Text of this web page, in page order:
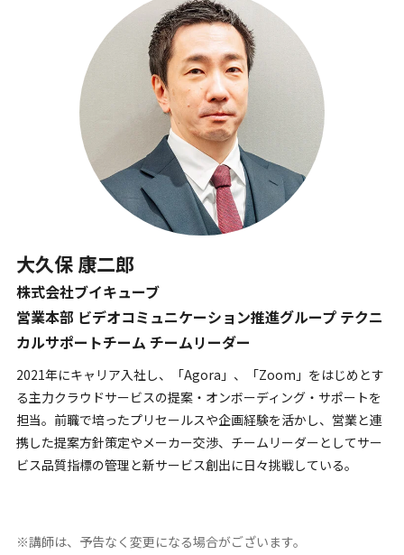
大久保 康二郎
株式会社ブイキューブ
営業本部 ビデオコミュニケーション推進グループ テクニ
カルサポートチーム チームリーダー
2021年にキャリア入社し、「Agora」、「Zoom」をはじめとす
る主力クラウドサービスの提案・オンボーディング・サポートを
担当。前職で培ったプリセールスや企画経験を活かし、営業と連
携した提案方針策定やメーカー交渉、チームリーダーとしてサー
ビス品質指標の管理と新サービス創出に日々挑戦している。
※講師は、予告なく変更になる場合がございます。